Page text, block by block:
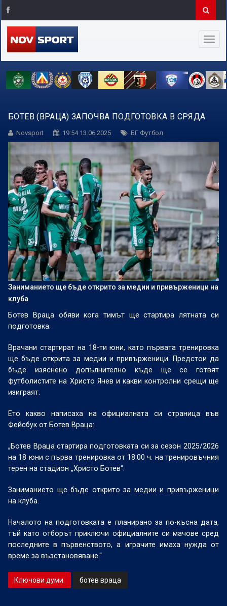
БОТЕВ (ВРАЦА) ЗАПОЧВА ПОДГОТОВКА В СРЯДА
Novsport 19:54 13.06.2025 БГ Футбол
Заниманието ще бъде открито за медии и привърженици на
клуба
Ботев Враца обяви кога тимът ще стартира лятната си
подготовка.
Врачани стартират на 18-ти юни, като първата тренировка
ще бъде открита за медии и привърженици. Предстои да
бъде изяснено допълнително къде ще се готвят
футболистите на Христо Янев и какви контролни срещи ще
изиграят.
Ето какво написаха на официалната си страница във
Фейсбук от Ботев Враца:
„Ботев Враца стартира подготовката си за сезон 2025/2026
на 18 юни с първа тренировка от 18:00 ч. на тренировъчния
терен на стадион „Христо Ботев“.
Заниманието ще бъде открито за медии и привърженици
на клуба.
Началото на подготовката е планирано за по-късна дата,
тъй като отборът приключи официалните си мачове сред
последните в първенството, а играчите имаха нужда от
време за възстановяване.“
Ключови думи: ботев враца